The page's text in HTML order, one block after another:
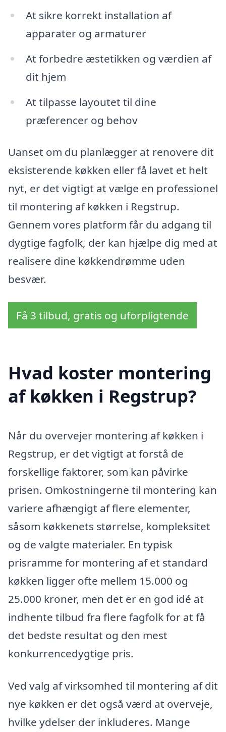
At sikre korrekt installation af
apparater og armaturer
At forbedre æstetikken og værdien af
dit hjem
At tilpasse layoutet til dine
præferencer og behov
Uanset om du planlægger at renovere dit
eksisterende køkken eller få lavet et helt
nyt, er det vigtigt at vælge en professionel
til montering af køkken i Regstrup.
Gennem vores platform får du adgang til
dygtige fagfolk, der kan hjælpe dig med at
realisere dine køkkendrømme uden
besvær.
Få 3 tilbud, gratis og uforpligtende
Hvad koster montering
af køkken i Regstrup?
Når du overvejer montering af køkken i
Regstrup, er det vigtigt at forstå de
forskellige faktorer, som kan påvirke
prisen. Omkostningerne til montering kan
variere afhængigt af flere elementer,
såsom køkkenets størrelse, kompleksitet
og de valgte materialer. En typisk
prisramme for montering af et standard
køkken ligger ofte mellem 15.000 og
25.000 kroner, men det er en god idé at
indhente tilbud fra flere fagfolk for at få
det bedste resultat og den mest
konkurrencedygtige pris.
Ved valg af virksomhed til montering af dit
nye køkken er det også værd at overveje,
hvilke ydelser der inkluderes. Mange